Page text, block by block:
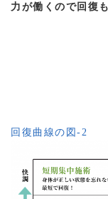
力が働くので回復
回復曲線の図-2